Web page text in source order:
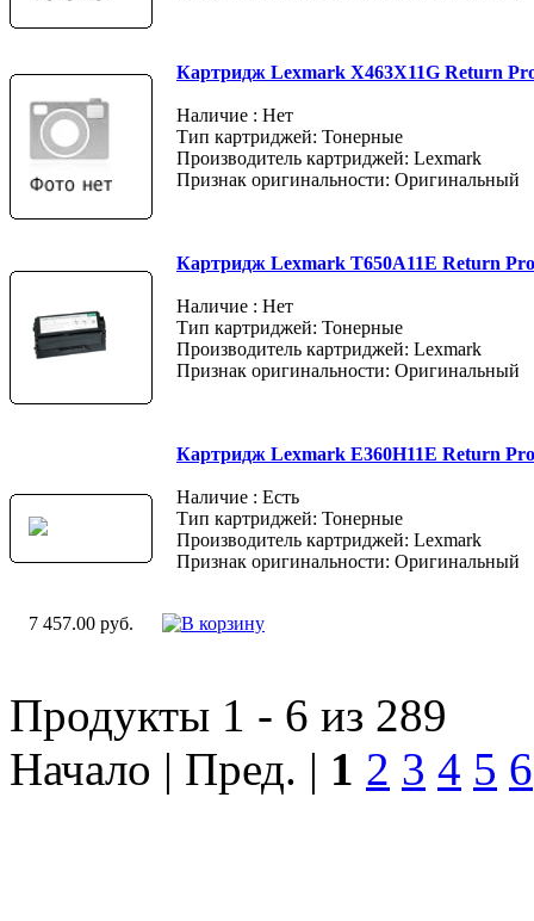
Картридж Lexmark X463X11G Return
Наличие : Нет
Тип картриджей: Тонерные
Производитель картриджей: Lexmark
Признак оригинальности: Оригинальный
Картридж Lexmark T650A11E Return
Наличие : Нет
Тип картриджей: Тонерные
Производитель картриджей: Lexmark
Признак оригинальности: Оригинальный
Картридж Lexmark E360H11E Return
Наличие : Есть
Тип картриджей: Тонерные
Производитель картриджей: Lexmark
Признак оригинальности: Оригинальный
7 457.00 руб.
Продукты 1 - 6 из 289
Начало | Пред. | 1 2 3 4 5 6